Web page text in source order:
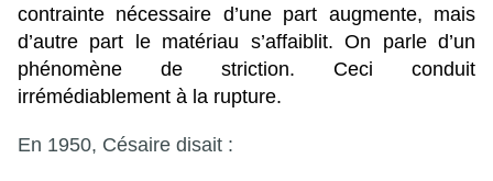
contrainte nécessaire d’une part augmente, mais
d’autre part le matériau s’affaiblit. On parle d’un
phénomène de striction. Ceci conduit
irrémédiablement à la rupture.
En 1950, Césaire disait :